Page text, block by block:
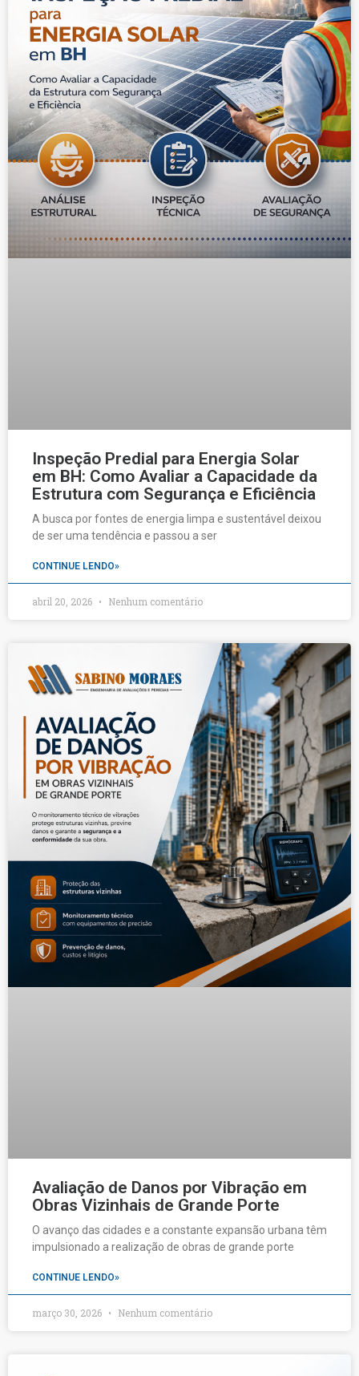
Inspeção Predial para Energia Solar
em BH: Como Avaliar a Capacidade da
Estrutura com Segurança e Eficiência
A busca por fontes de energia limpa e sustentável deixou
de ser uma tendência e passou a ser
CONTINUE LENDO»
abril 20, 2026 Nenhum comentário
Avaliação de Danos por Vibração em
Obras Vizinhais de Grande Porte
O avanço das cidades e a constante expansão urbana têm
impulsionado a realização de obras de grande porte
CONTINUE LENDO»
março 30, 2026 Nenhum comentário